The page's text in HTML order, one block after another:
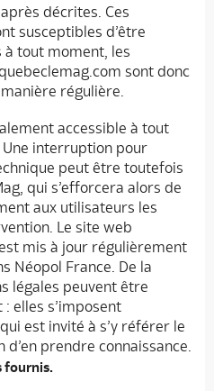
décrites. Ces
susceptibles d’être
tout moment, les
sont donc
régulière.
accessible à tout
interruption pour
peut être toutefois
qui s’efforcera alors de
aux utilisateurs les
Le site web
mis à jour régulièrement
Néopol France. De la
légales peuvent être
elles s’imposent
est invité à s’y référer le
prendre connaissance.
fournis.